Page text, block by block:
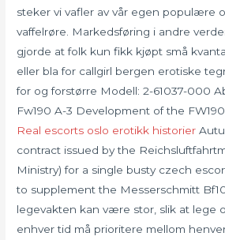
steker vi vafler av vår egen populære
vaffelrøre. Markedsføring i andre
gjorde at folk kun fikk kjøpt små
eller bla for callgirl bergen erotiske
for og forstørre Modell: 2-61037-000
Fw190 A-3 Development of the
Real escorts oslo erotikk historier
contract issued by the
Ministry) for a single busty czech
to supplement the Messerschmitt
legevakten kan være stor, slik at lege
enhver tid må prioritere mellom